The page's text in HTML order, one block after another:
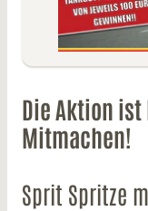
Die Aktion
Mitmachen!
Sprit Spritze